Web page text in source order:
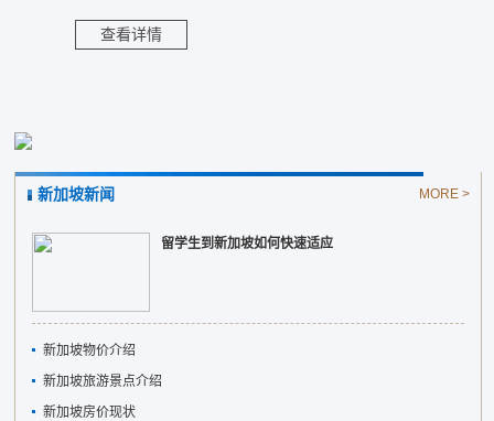
查看详情
新加坡新闻 MORE >
留学生到新加坡如何快速适应
新加坡物价介绍
新加坡旅游景点介绍
新加坡房价现状